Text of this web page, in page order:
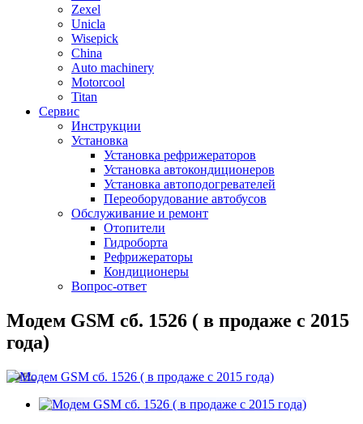
Zexel
Unicla
Wisepick
China
Auto machinery
Motorcool
Titan
Сервис
Инструкции
Установка
Установка рефрижераторов
Установка автокондиционеров
Установка автоподогревателей
Переоборудование автобусов
Обслуживание и ремонт
Отопители
Гидроборта
Рефрижераторы
Кондиционеры
Вопрос-ответ
Модем GSM cб. 1526 ( в продаже с 2015
года)